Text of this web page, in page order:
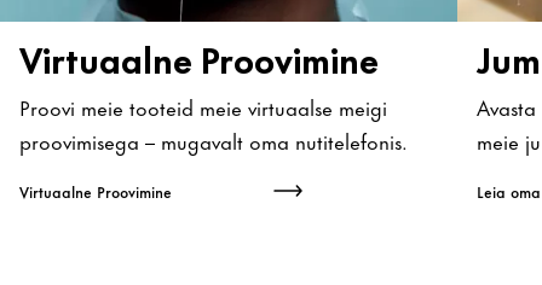
Virtuaalne Proovimine
Proovi meie tooteid meie virtuaalse meigi
proovimisega – mugavalt oma nutitelefonis.
Virtuaalne Proovimine
meie